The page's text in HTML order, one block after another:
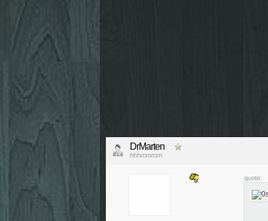
DrMarten
hhhmmmm
quote: